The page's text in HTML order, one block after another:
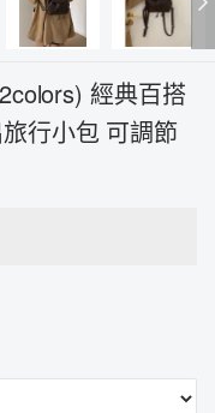
經典百搭
行小包 可調節